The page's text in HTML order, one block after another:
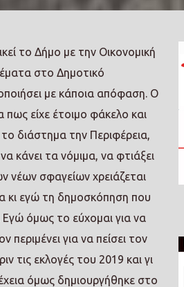
το Δήμο με την Οικονομική
στο Δημοτικό
με κάποια απόφαση. Ο
είχε έτοιμο φάκελο και
διάστημα την Περιφέρεια,
κάνει τα νόμιμα, να φτιάξει
νέων σφαγείων χρειάζεται
κι εγώ τη δημοσκόπηση που
Εγώ όμως το εύχομαι για να
για να πείσει τον
τις εκλογές του 2019 και γι
όμως δημιουργήθηκε στο